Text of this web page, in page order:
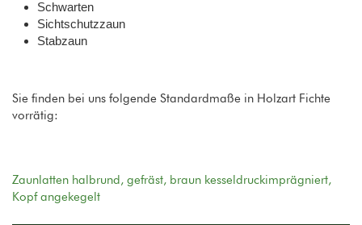
Schwarten
Sichtschutzzaun
Stabzaun
Sie finden bei uns folgende Standardmaße in Holzart Fichte
vorrätig:
Zaunlatten halbrund, gefräst, braun kesseldruckimprägniert,
Kopf angekegelt